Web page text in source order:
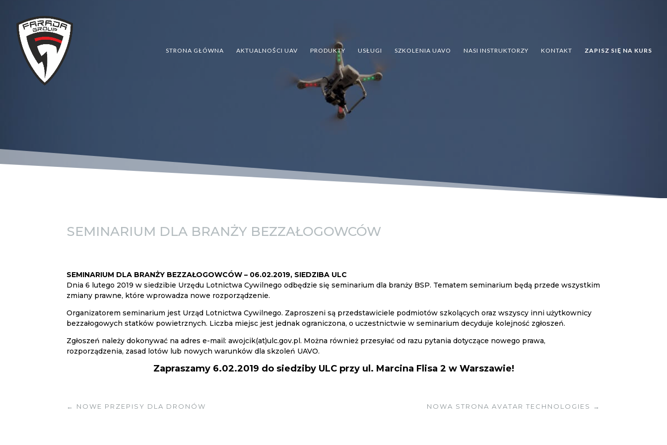
STRONA GŁÓWNA AKTUALNOŚCI UAV PRODUKTY USŁUGI SZKOLENIA UAVO NASI INSTRUKTORZY KONTAKT ZAPISZ SIĘ NA KURS
SEMINARIUM DLA BRANŻY BEZZAŁOGOWCÓW
SEMINARIUM DLA BRANŻY BEZZAŁOGOWCÓW – 06.02.2019, SIEDZIBA ULC
Dnia 6 lutego 2019 w siedzibie Urzędu Lotnictwa Cywilnego odbędzie się seminarium dla branży BSP. Tematem seminarium będą przede wszystkim
zmiany prawne, które wprowadza nowe rozporządzenie.
Organizatorem seminarium jest Urząd Lotnictwa Cywilnego. Zaproszeni są przedstawiciele podmiotów szkolących oraz wszyscy inni użytkownicy
bezzałogowych statków powietrznych. Liczba miejsc jest jednak ograniczona, o uczestnictwie w seminarium decyduje kolejność zgłoszeń.
Zgłoszeń należy dokonywać na adres e-mail: awojcik(at)ulc.gov.pl. Można również przesyłać od razu pytania dotyczące nowego prawa,
rozporządzenia, zasad lotów lub nowych warunków dla skzoleń UAVO.
Zapraszamy 6.02.2019 do siedziby ULC przy ul. Marcina Flisa 2 w Warszawie!
← NOWE PRZEPISY DLA DRONÓW NOWA STRONA AVATAR TECHNOLOGIES →